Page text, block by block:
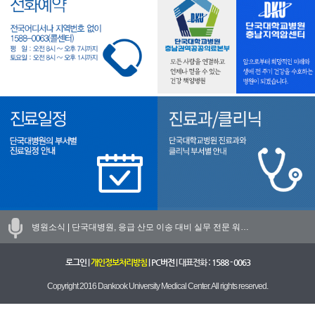
병원소식 | 단국대병원, 응급 산모 이송 대비 실무 전문 워…
로그인| 개인정보처리방침| PC버전| 대표전화 : 1588 - 0063
Copyright 2016 Dankook University Medical Center. All rights reserved.